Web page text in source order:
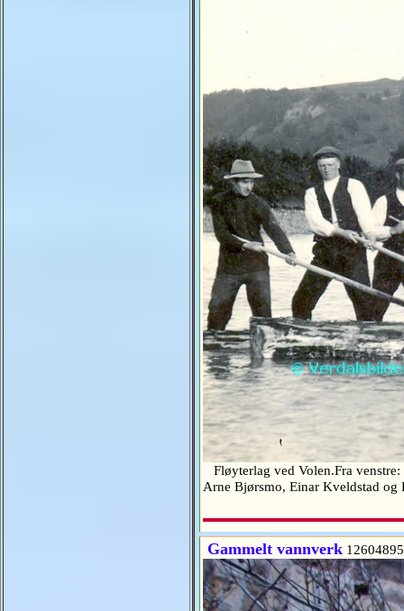
Fløyterlag ved Volen.Fra
Arne Bjørsmo, Einar Kveldstad
Gammelt vannverk